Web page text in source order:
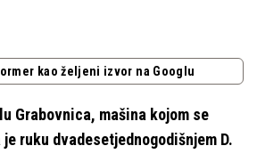
kao željeni izvor na Googlu
Grabovnica, mašina kojom se
ruku dvadesetjednogodišnjem D.